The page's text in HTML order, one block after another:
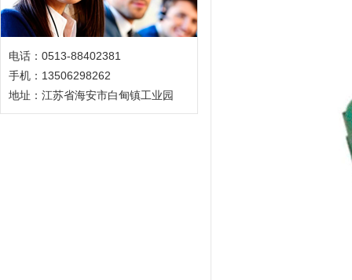
电话：0513-88402381
手机：13506298262
地址：江苏省海安市白甸镇工业园